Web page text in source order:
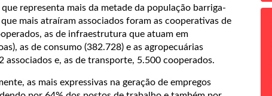
representa mais da metade da população barriga-
mais atraíram associados foram as cooperativas de
as de infraestrutura que atuam em
as de consumo (382.728) e as agropecuárias
associados e, as de transporte, 5.500 cooperados.
as mais expressivas na geração de empregos